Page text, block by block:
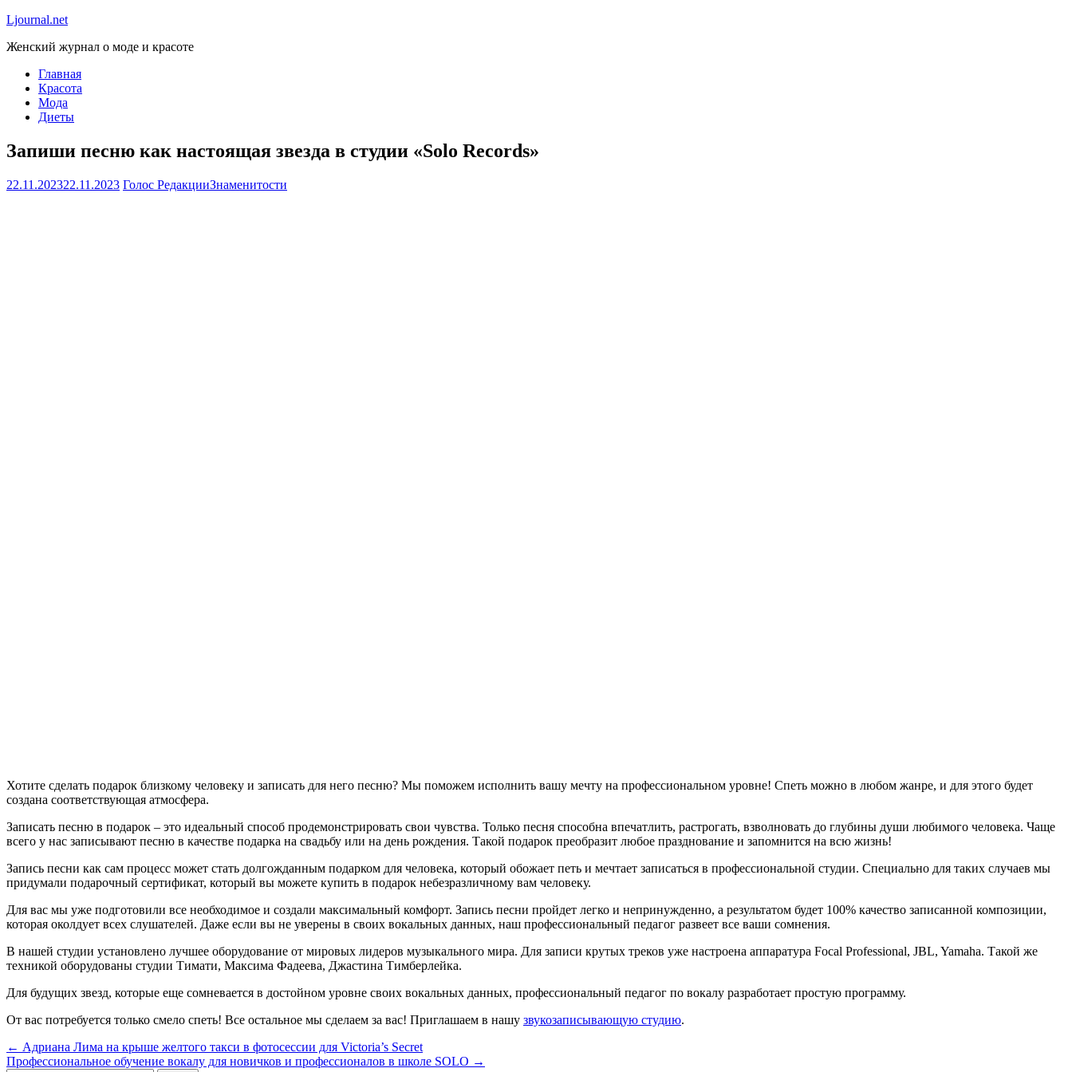
Ljournal.net
Женский журнал о моде и красоте
Главная
Красота
Мода
Диеты
Запиши песню как настоящая звезда в студии «Solo Records»
22.11.202322.11.2023 Голос РедакцииЗнаменитости
Хотите сделать подарок близкому человеку и записать для него песню? Мы поможем исполнить вашу мечту на профессиональном уровне! Спеть можно в любом жанре, и для этого будет
создана соответствующая атмосфера.
Записать песню в подарок – это идеальный способ продемонстрировать свои чувства. Только песня способна впечатлить, растрогать, взволновать до глубины души любимого человека. Чаще
всего у нас записывают песню в качестве подарка на свадьбу или на день рождения. Такой подарок преобразит любое празднование и запомнится на всю жизнь!
Запись песни как сам процесс может стать долгожданным подарком для человека, который обожает петь и мечтает записаться в профессиональной студии. Специально для таких случаев мы
придумали подарочный сертификат, который вы можете купить в подарок небезразличному вам человеку.
Для вас мы уже подготовили все необходимое и создали максимальный комфорт. Запись песни пройдет легко и непринужденно, а результатом будет 100% качество записанной композиции,
которая околдует всех слушателей. Даже если вы не уверены в своих вокальных данных, наш профессиональный педагог развеет все ваши сомнения.
В нашей студии установлено лучшее оборудование от мировых лидеров музыкального мира. Для записи крутых треков уже настроена аппаратура Focal Professional, JBL, Yamaha. Такой же
техникой оборудованы студии Тимати, Максима Фадеева, Джастина Тимберлейка.
Для будущих звезд, которые еще сомневается в достойном уровне своих вокальных данных, профессиональный педагог по вокалу разработает простую программу.
От вас потребуется только смело спеть! Все остальное мы сделаем за вас! Приглашаем в нашу звукозаписывающую студию.
Навигация
← Адриана Лима на крыше желтого такси в фотосессии для Victoria’s Secret
Профессиональное обучение вокалу для новичков и профессионалов в школе SOLO →